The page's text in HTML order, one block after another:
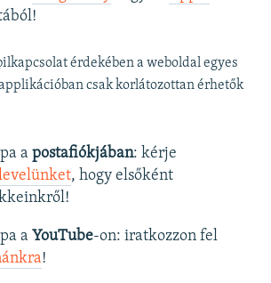
érdekében a weboldal egyes
csak korlátozottan érhetők
a postafiókjában: kérje
, hogy elsőként
a YouTube-on: iratkozzon fel
!